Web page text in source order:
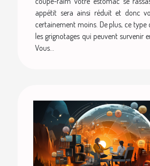
appétit sera ainsi réduit et donc
certainement moins. De plus, ce type
les grignotages qui peuvent survenir
Vous...